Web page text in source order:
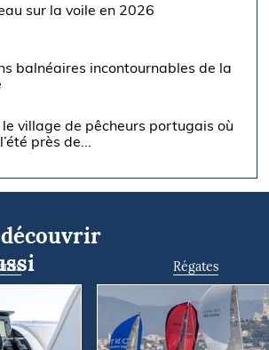
sur la voile en 2026
balnéaires incontournables de la
village de pêcheurs portugais où
près de...
Régates